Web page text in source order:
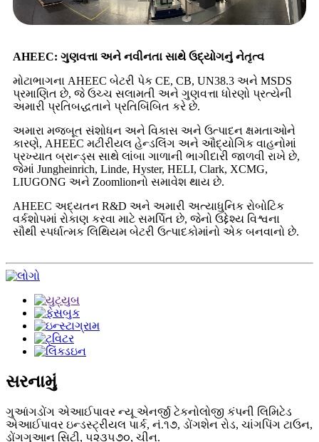
AHEEC: ગુણવત્તા અને નવીનતા સાથે ઉદ્યોગનું નેતૃત્વ
મોટાભાગના AHEEC બેટરી પેક CE, CB, UN38.3 અને MSDS
પ્રમાણિત છે, જે ઉચ્ચ સલામતી અને ગુણવત્તા ધોરણો પ્રત્યેની
અમારી પ્રતિબદ્ધતાને પ્રતિબિંબિત કરે છે.
અમારા મજબૂત સંશોધન અને વિકાસ અને ઉત્પાદન ક્ષમતાઓને
કારણે, AHEEC મટીરીયલ હેન્ડલિંગ અને ઔદ્યોગિક વાહનોમાં
પ્રખ્યાત બ્રાન્ડ્સ સાથે લાંબા ગાળાની ભાગીદારી જાળવી રાખે છે,
જેમાં Jungheinrich, Linde, Hyster, HELI, Clark, XCMG,
LIUGONG અને Zoomlionનો સમાવેશ થાય છે.
AHEEC અદ્યતન R&D અને અમારી અત્યાધુનિક રોબોટિક
વર્કશોપમાં રોકાણ કરવા માટે સમર્પિત છે, જેનો ઉદ્દેશ્ય વિશ્વના
સૌથી સ્પર્ધાત્મક લિથિયમ બેટરી ઉત્પાદકોમાંનો એક બનવાનો છે.
સરનામું
ગુઆંગડોંગ એઆઈપાવર ન્યૂ એનર્જી ટેકનોલોજી કંપની લિમિટેડ
એઆઈપાવર ઇન્ડસ્ટ્રીયલ પાર્ક, નં.૧૭, ડોંગશેન રોડ, ચાંગપિંગ ટાઉન,
ડોંગગુઆન સિટી, ૫૨૩૫૭૦, ચીન.